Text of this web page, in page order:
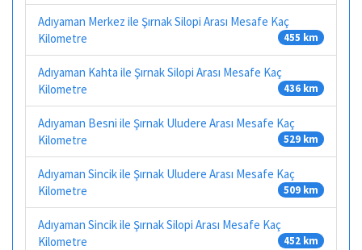
Adıyaman Merkez ile Şırnak Silopi Arası Mesafe Kaç
Kilometre
455 km
Adıyaman Kahta ile Şırnak Silopi Arası Mesafe Kaç
Kilometre
436 km
Adıyaman Besni ile Şırnak Uludere Arası Mesafe Kaç
Kilometre
529 km
Adıyaman Sincik ile Şırnak Uludere Arası Mesafe Kaç
Kilometre
509 km
Adıyaman Sincik ile Şırnak Silopi Arası Mesafe Kaç
Kilometre
452 km